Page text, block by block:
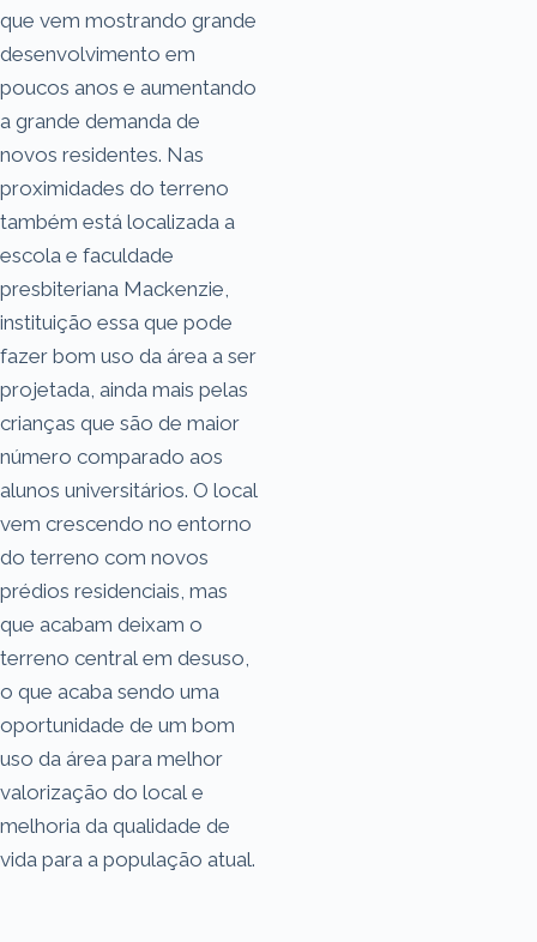
que vem mostrando grande
desenvolvimento em
poucos anos e aumentando
a grande demanda de
novos residentes. Nas
proximidades do terreno
também está localizada a
escola e faculdade
presbiteriana Mackenzie,
instituição essa que pode
fazer bom uso da área a ser
projetada, ainda mais pelas
crianças que são de maior
número comparado aos
alunos universitários. O local
vem crescendo no entorno
do terreno com novos
prédios residenciais, mas
que acabam deixam o
terreno central em desuso,
o que acaba sendo uma
oportunidade de um bom
uso da área para melhor
valorização do local e
melhoria da qualidade de
vida para a população atual.